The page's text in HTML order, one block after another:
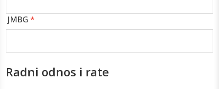
JMBG *
Radni odnos i rate